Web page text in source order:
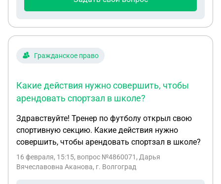
например, чеез СО, не уходя при этом из нашей
как это сделать и как, в данном случае, работать
мы физкультуру в спортианой организации, не в
пл пунктам.
Гражданское право
Какие действия нужно совершить, чтобы
арендовать спортзал в школе?
Здравствуйте! Тренер по футболу открыл свою
спортивную секцию. Какие действия нужно
совершить, чтобы арендовать спортзал в школе?
16 февраля, 15:15, вопрос №4860071, Дарья
Вячеславовна Аканова, г. Волгоград